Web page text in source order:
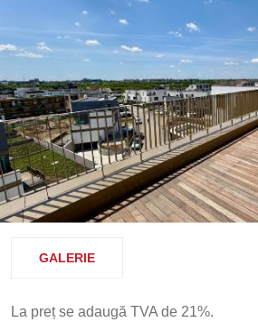
GALERIE
La preț se adaugă TVA de 21%.